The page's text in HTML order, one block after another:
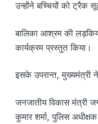
उन्होंने बच्चियों को ट्रैक
बालिका आश्रम की
कार्यक्रम प्रस्तुत किया।
इसके उपरान्त, मुख्यमंत्री ने
जनजातीय विकास मंत्री
कुमार शर्मा, पुलिस